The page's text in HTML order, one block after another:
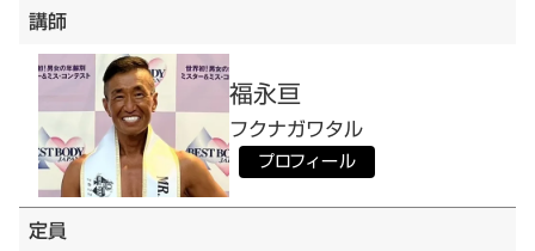
講師
福永亘
フクナガワタル
プロフィール
定員